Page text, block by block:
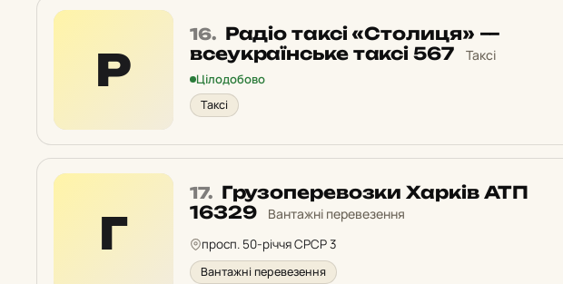
Р
16. Місце
16
у
рейтингу:
Радіо таксі «Столиця» —
всеукраїнське таксі 567
Таксі
Цілодобово
Таксі
Г
17. Місце
17
рейтингу:
Грузоперевозки Харків АТП
16329
Вантажні перевезення
просп. 50-річчя СРСР 3
Вантажні перевезення